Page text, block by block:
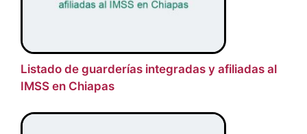
Listado de guarderías integradas y afiliadas al
IMSS en Chiapas